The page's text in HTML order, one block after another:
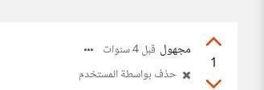
1
مجهول قبل 4 سنوات
حذف بواسطة المستخدم